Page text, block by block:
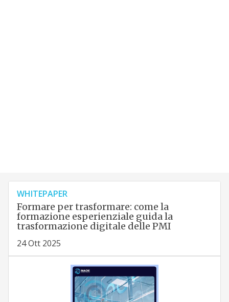
WHITEPAPER
Formare per trasformare: come la
formazione esperienziale guida la
trasformazione digitale delle PMI
24 Ott 2025